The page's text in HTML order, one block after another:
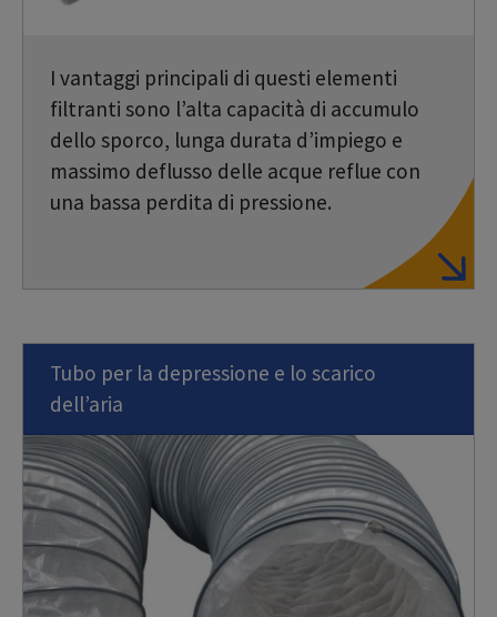
I vantaggi principali di questi elementi
filtranti sono l’alta capacità di accumulo
dello sporco, lunga durata d’impiego e
massimo deflusso delle acque reflue con
una bassa perdita di pressione.
Tubo per la depressione e lo scarico
dell’aria